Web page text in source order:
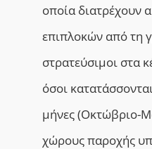
οποία διατρέχουν
επιπλοκών από τη
στρατεύσιμοι στα
όσοι
μήνες (Οκτώβριο-
χώρους παροχής